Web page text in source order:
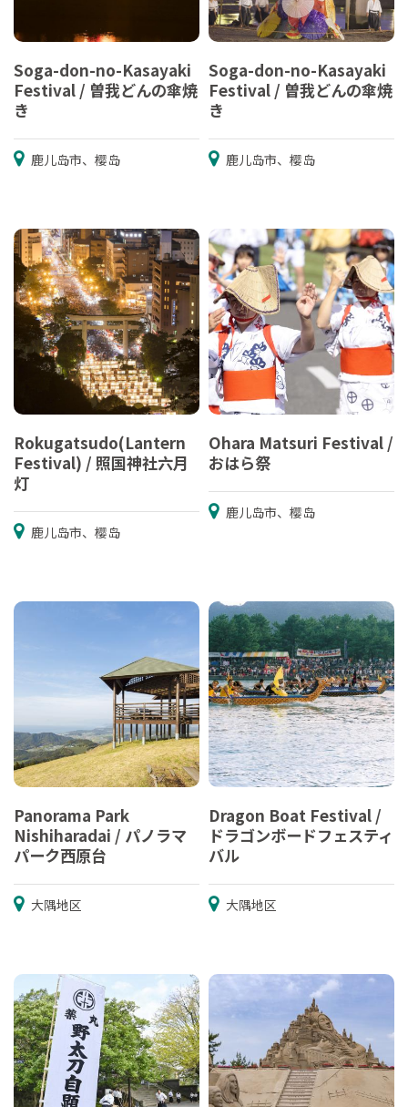
Soga-don-no-Kasayaki
Festival / 曽我どんの傘焼
き
鹿儿岛市、樱岛
Soga-don-no-Kasayaki
Festival / 曽我どんの傘焼
き
鹿儿岛市、樱岛
Rokugatsudo(Lantern
Festival) / 照国神社六月
灯
鹿儿岛市、樱岛
Ohara Matsuri Festival /
おはら祭
鹿儿岛市、樱岛
Panorama Park
Nishiharadai / パノラマ
パーク西原台
大隅地区
Dragon Boat Festival /
ドラゴンボードフェスティ
バル
大隅地区